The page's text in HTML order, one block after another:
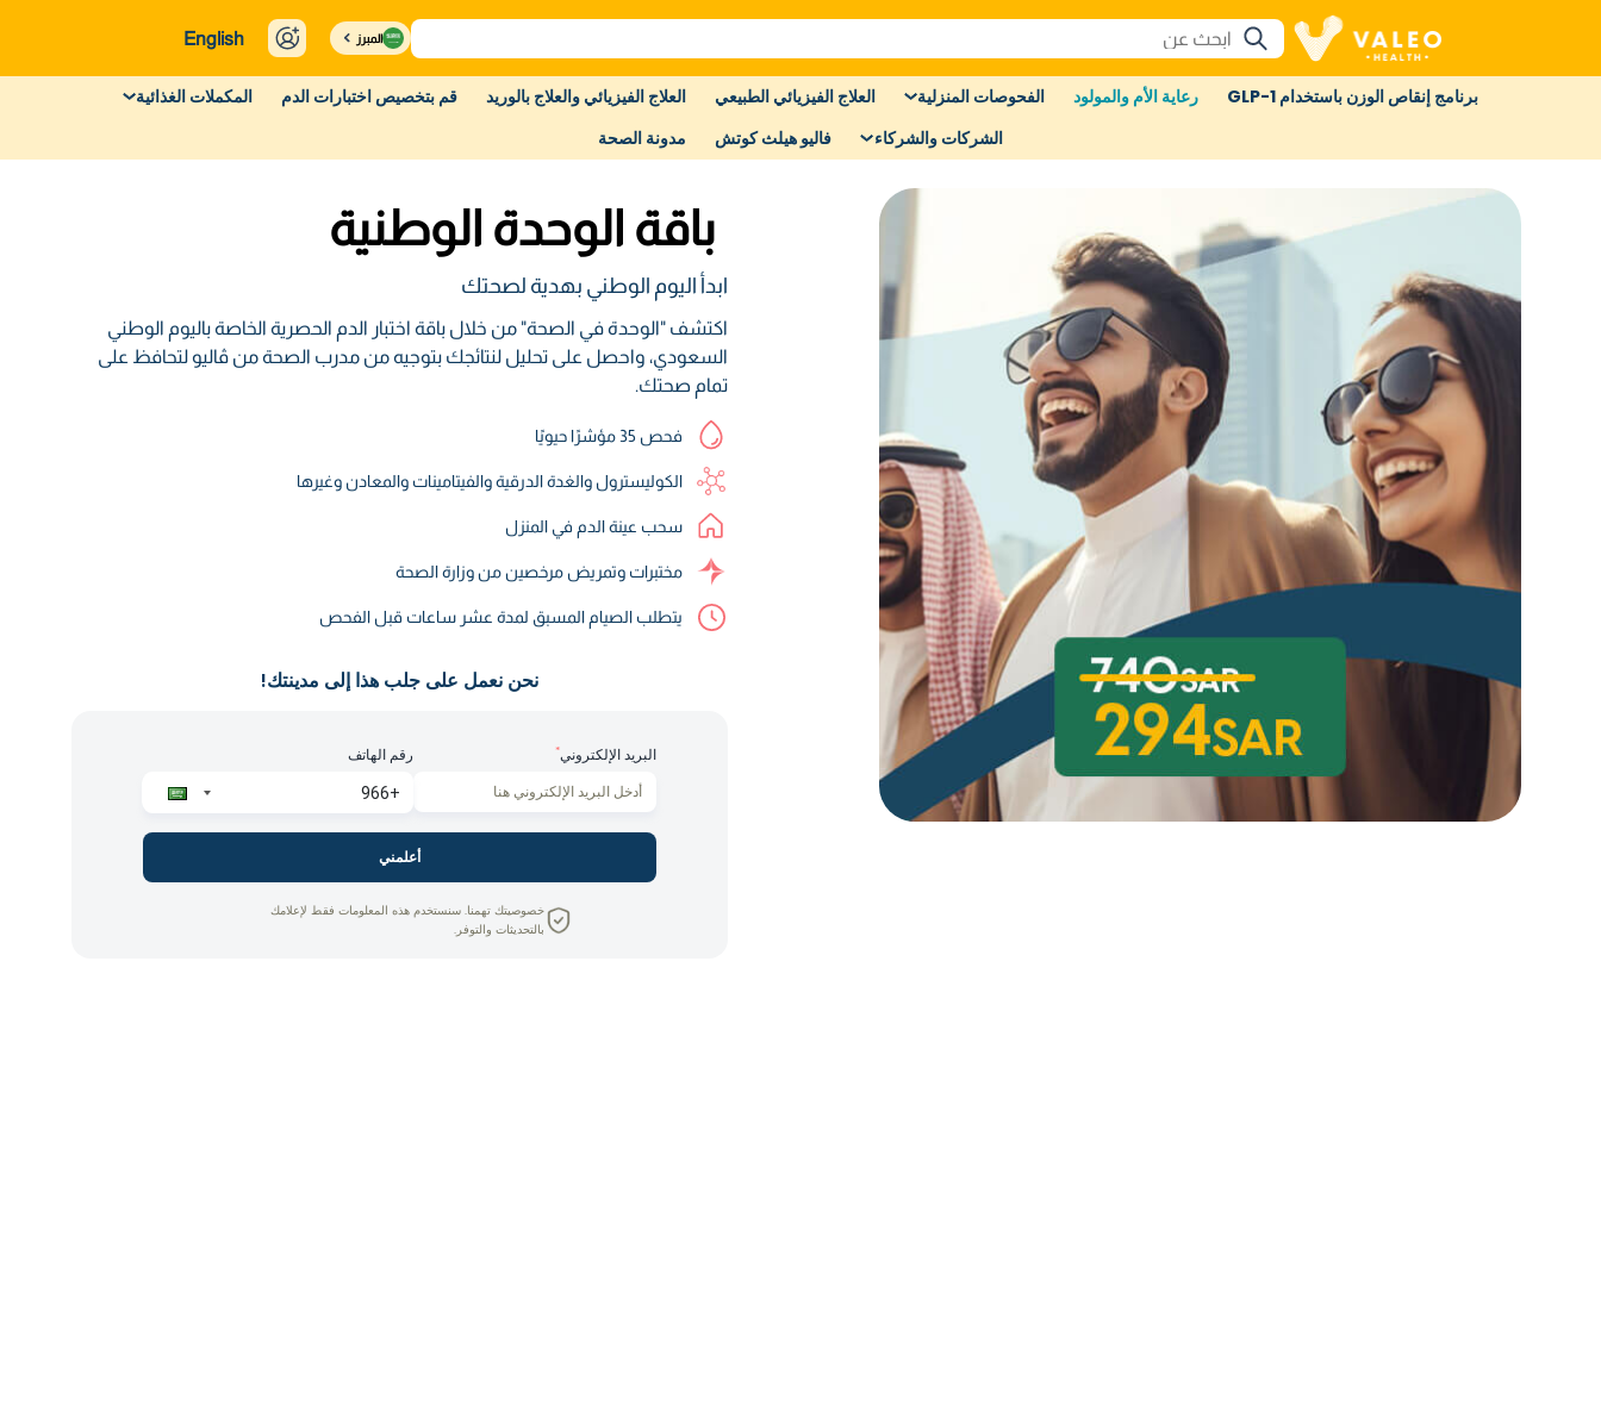
المبرز English
برنامج إنقاص الوزن باستخدام GLP-1 رعاية الأم والمولود الفحوصات المنزلية العلاج الفيزيائي الطبيعي العلاج الفيزيائي والعلاج بالوريد قم بتخصيص اختبارات الدم
المكملات الغذائية
الشركات والشركاء
فاليو هيلث كوتش مدونة الصحة
باقة الوحدة الوطنية
ابدأ اليوم الوطني بهدية لصحتك
اكتشف "الوحدة في الصحة" من خلال باقة اختبار الدم الحصرية الخاصة باليوم الوطني
السعودي، واحصل على تحليل لنتائجك بتوجيه من مدرب الصحة من ڤاليو لتحافظ على
تمام صحتك.
فحص 35 مؤشرًا حيويًا
الكوليسترول والغدة الدرقية والفيتامينات والمعادن وغيرها
سحب عينة الدم في المنزل
مختبرات وتمريض مرخصين من وزارة الصحة
يتطلب الصيام المسبق لمدة عشر ساعات قبل الفحص
نحن نعمل على جلب هذا إلى مدينتك!
البريد الإلكتروني* رقم الهاتف
أعلمني
خصوصيتك تهمنا. سنستخدم هذه المعلومات فقط لإعلامك
بالتحديثات والتوفر.